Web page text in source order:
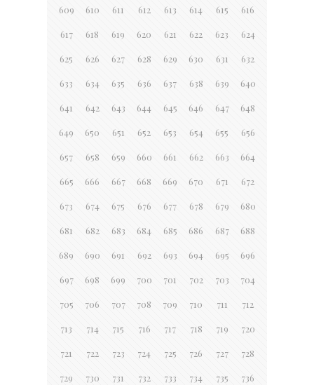
609 610 611 612 613 614 615 616
617 618 619 620 621 622 623 624
625 626 627 628 629 630 631 632
633 634 635 636 637 638 639 640
641 642 643 644 645 646 647 648
649 650 651 652 653 654 655 656
657 658 659 660 661 662 663 664
665 666 667 668 669 670 671 672
673 674 675 676 677 678 679 680
681 682 683 684 685 686 687 688
689 690 691 692 693 694 695 696
697 698 699 700 701 702 703 704
705 706 707 708 709 710 711 712
713 714 715 716 717 718 719 720
721 722 723 724 725 726 727 728
729 730 731 732 733 734 735 736